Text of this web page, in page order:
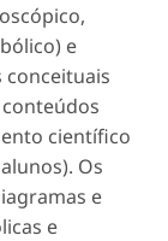
e
conceituais
científico
Os
e
e